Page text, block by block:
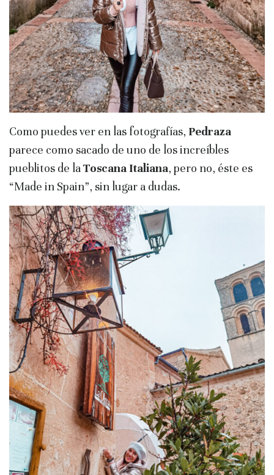
Como puedes ver en las fotografías, Pedraza
parece como sacado de uno de los increíbles
pueblitos de laToscana Italiana, pero no, éste es
“Made in Spain”, sin lugar a dudas.